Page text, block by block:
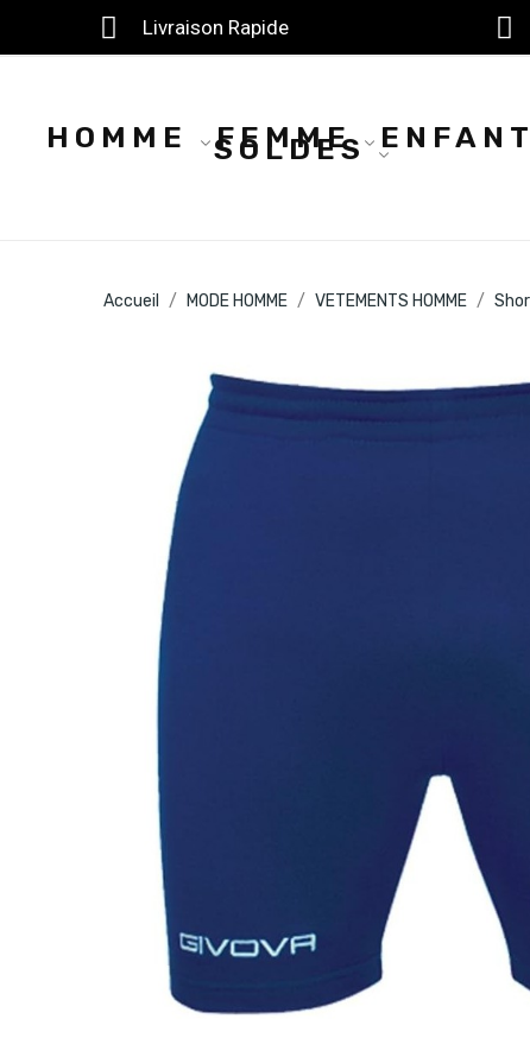
Livraison Rapide
HOMME FEMME ENFANT
SOLDES
Accueil MODE HOMME VETEMENTS HOMME